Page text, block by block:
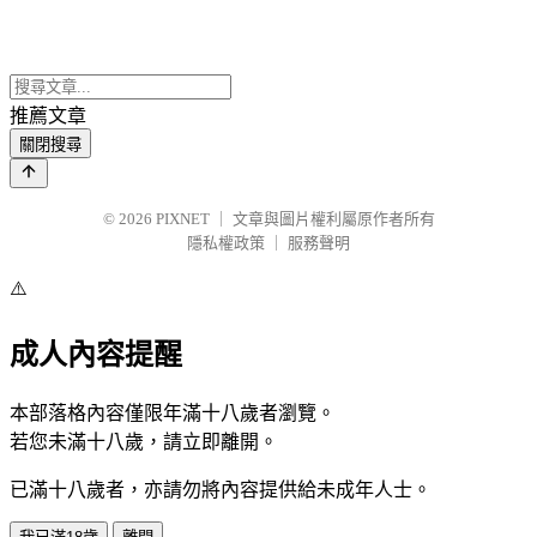
推薦文章
關閉搜尋
© 2026 PIXNET
文章與圖片權利屬原作者所有
隱私權政策
服務聲明
⚠️
成人內容提醒
本部落格內容僅限年滿十八歲者瀏覽。
若您未滿十八歲，請立即離開。
已滿十八歲者，亦請勿將內容提供給未成年人士。